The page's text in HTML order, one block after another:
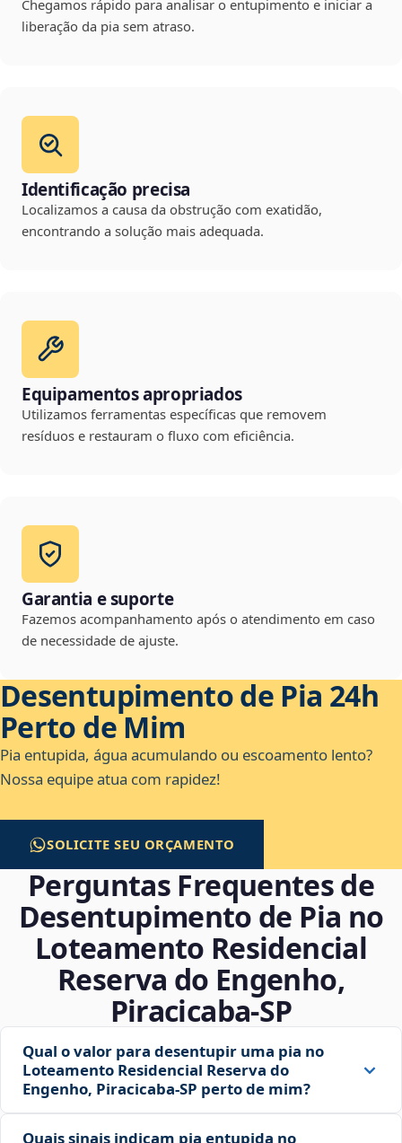
Chegamos rápido para analisar o entupimento e iniciar a
liberação da pia sem atraso.
Identificação precisa
Localizamos a causa da obstrução com exatidão,
encontrando a solução mais adequada.
Equipamentos apropriados
Utilizamos ferramentas específicas que removem
resíduos e restauram o fluxo com eficiência.
Garantia e suporte
Fazemos acompanhamento após o atendimento em caso
de necessidade de ajuste.
Desentupimento de Pia 24h
Perto de Mim
Pia entupida, água acumulando ou escoamento lento?
Nossa equipe atua com rapidez!
SOLICITE SEU ORÇAMENTO
Perguntas Frequentes de
Desentupimento de Pia no
Loteamento Residencial
Reserva do Engenho,
Piracicaba‑SP
Qual o valor para desentupir uma pia no
Loteamento Residencial Reserva do
Engenho, Piracicaba‑SP perto de mim?
Quais sinais indicam pia entupida no